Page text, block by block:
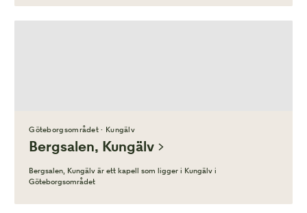
Göteborgsområdet · Kungälv
Bergsalen, Kungälv
Bergsalen, Kungälv är ett kapell som ligger i Kungälv i
Göteborgsområdet